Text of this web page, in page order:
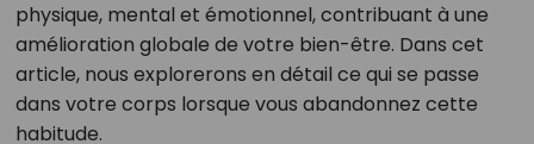
physique, mental et émotionnel, contribuant à une
amélioration globale de votre bien-être. Dans cet
article, nous explorerons en détail ce qui se passe
dans votre corps lorsque vous abandonnez cette
habitude.